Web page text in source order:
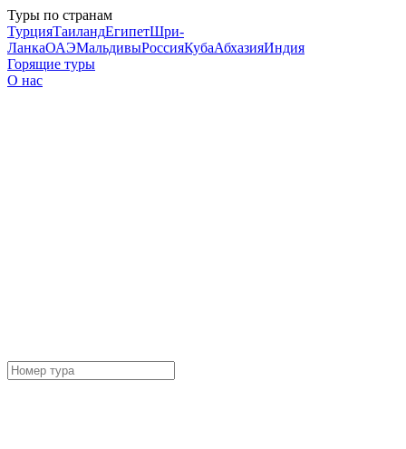
Туры по странам
ТурцияТаиландЕгипетШри-
ЛанкаОАЭМальдивыРоссияКубаАбхазияИндия
Горящие туры
О нас